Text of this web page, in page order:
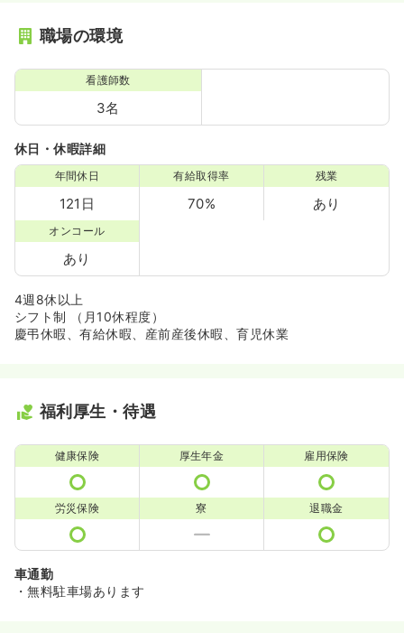
職場の環境
看護師数
3名
休日・休暇詳細
年間休日
121日
有給取得率
70%
残業
あり
オンコール
あり
4週8休以上
シフト制 （月10休程度）
慶弔休暇、有給休暇、産前産後休暇、育児休業
福利厚生・待遇
健康保険 厚生年金 雇用保険
労災保険 寮 退職金
車通勤
・無料駐車場あります